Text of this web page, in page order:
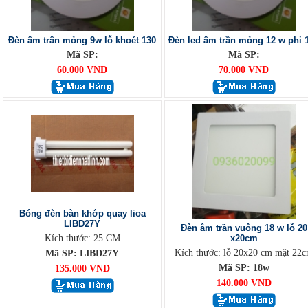
Đèn âm trân mỏng 9w lỗ khoét 130
Mã SP:
60.000 VND
Đèn led âm trần mỏng 12 w phi
Mã SP:
70.000 VND
Bóng đèn bàn khớp quay lioa
LIBD27Y
Kích thước: 25 CM
Mã SP: LIBD27Y
135.000 VND
Đèn âm trần vuông 18 w lỗ 20
x20cm
Kích thước: lỗ 20x20 cm mặt
Mã SP: 18w
140.000 VND